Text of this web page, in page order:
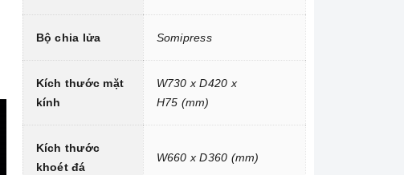
Bộ chia lửa Somipress
Kích thước mặt
kính
W730 x D420 x
H75 (mm)
Kích thước
khoét đá
W660 x D360 (mm)